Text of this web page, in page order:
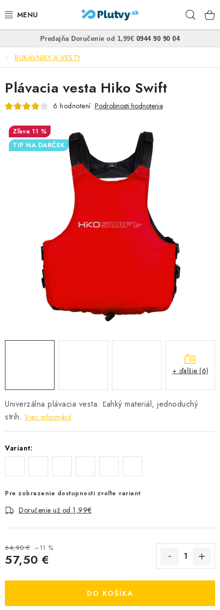
na
PLÁVANIE
ŠNORCHLOVANIE
FREEDIVING
POTÁPANIE
VŠETKO PRE DETI
HRAČKY DO VODY
PODVODNÉ SKÚTRE
TAŠKY A VAKY
Predajňa Plutvy.sk Doručenie od 1,99€ O nás Kontakt
Predajňa• Doručenie od 1,99€• 0944 90 90 04
RUKÁVNIKY A VESTY
Univerzálna plávacia vesta. Ľahký materiál, jednoduchý
strih. Viac informácií
Variant:
Pre zobrazenie dostupnosti zvoľte variant
Doručenie už od 1,99€
64,90 € –11 %
57,50 €
DO KOŠÍKA
Plávacia vesta Hiko Swift
6 hodnotení Podrobnosti hodnotenia
11 %
TIP NA DARČEK
+ ďalšie (6)